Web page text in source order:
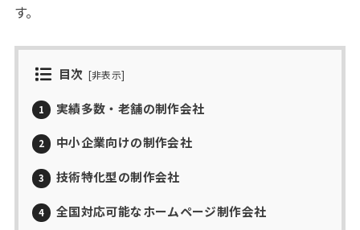
す。
目次 [非表示]
1 実績多数・老舗の制作会社
2 中小企業向けの制作会社
3 技術特化型の制作会社
4 全国対応可能なホームページ制作会社